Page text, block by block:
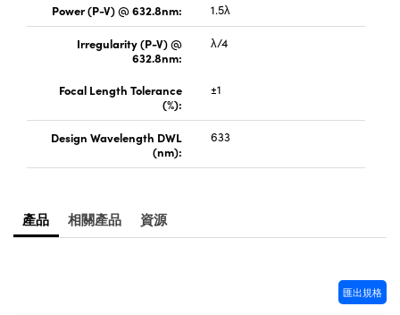
Gratings™
Components | SCHOTT 光
Power (P-V) @ 632.8nm:
1.5λ
Irregularity (P-V) @
632.8nm:
λ/4
Focal Length Tolerance
(%):
±1
Design Wavelength DWL
(nm):
633
產品 相關產品 資源
匯出規格